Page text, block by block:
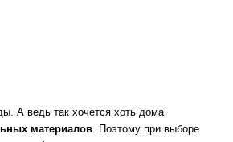
А ведь так хочется хоть дома
материалов. Поэтому при выборе